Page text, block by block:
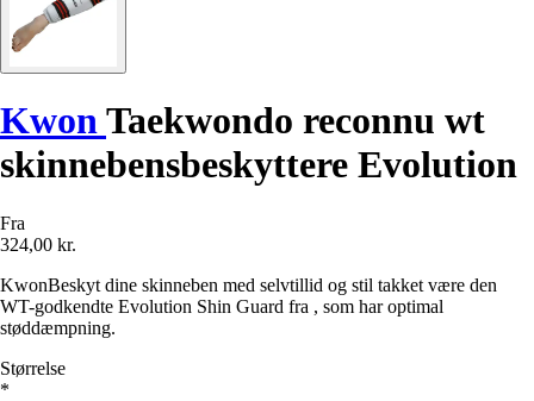
KwonTaekwondo reconnu wt
skinnebensbeskyttere Evolution
Fra
324,00 kr.
KwonBeskyt dine skinneben med selvtillid og stil takket være den
WT-godkendte Evolution Shin Guard fra , som har optimal
støddæmpning.
Størrelse
*